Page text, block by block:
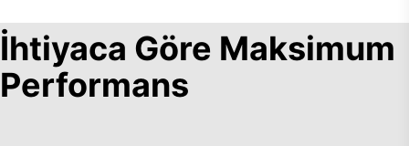
İhtiyaca Göre Maksimum
Performans